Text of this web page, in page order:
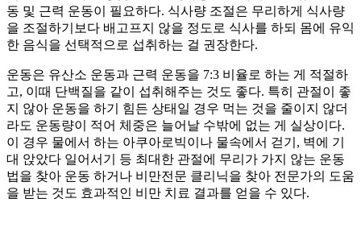
동 및 근력 운동이 필요하다. 식사량 조절은 무리하게 식사량
을 조절하기보다 배고프지 않을 정도로 식사를 하되 몸에 유익
한 음식을 선택적으로 섭취하는 걸 권장한다.
운동은 유산소 운동과 근력 운동을 7:3 비율로 하는 게 적절하
고, 이때 단백질을 같이 섭취해주는 것도 좋다. 특히 관절이 좋
지 않아 운동을 하기 힘든 상태일 경우 먹는 것을 줄이지 않더
라도 운동량이 적어 체중은 늘어날 수밖에 없는 게 실상이다.
이 경우 물에서 하는 아쿠아로빅이나 물속에서 걷기, 벽에 기
대 앉았다 일어서기 등 최대한 관절에 무리가 가지 않는 운동
법을 찾아 운동 하거나 비만전문 클리닉을 찾아 전문가의 도움
을 받는 것도 효과적인 비만 치료 결과를 얻을 수 있다.